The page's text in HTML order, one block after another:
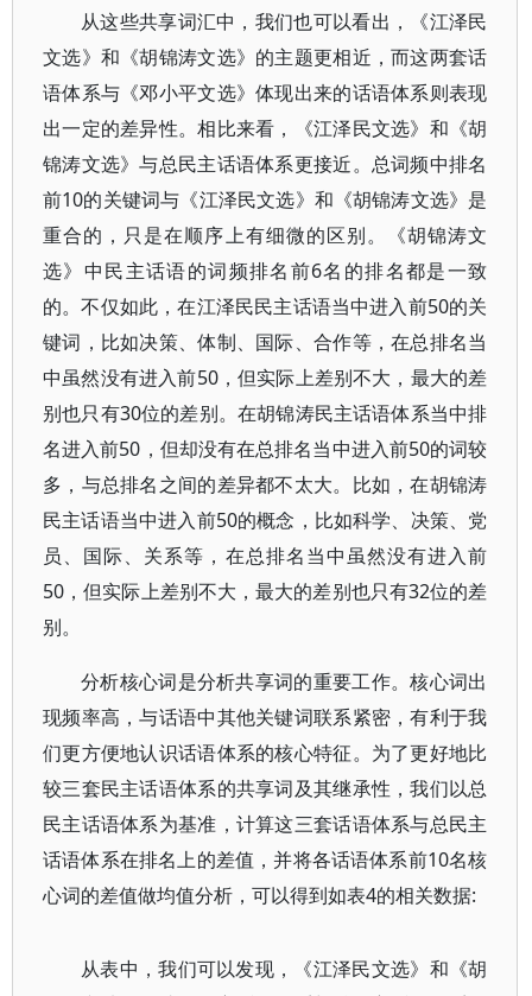
从这些共享词汇中，我们也可以看出，《江泽民
文选》和《胡锦涛文选》的主题更相近，而这两套话
语体系与《邓小平文选》体现出来的话语体系则表现
出一定的差异性。相比来看，《江泽民文选》和《胡
锦涛文选》与总民主话语体系更接近。总词频中排名
前10的关键词与《江泽民文选》和《胡锦涛文选》是
重合的，只是在顺序上有细微的区别。《胡锦涛文
选》中民主话语的词频排名前6名的排名都是一致
的。不仅如此，在江泽民民主话语当中进入前50的关
键词，比如决策、体制、国际、合作等，在总排名当
中虽然没有进入前50，但实际上差别不大，最大的差
别也只有30位的差别。在胡锦涛民主话语体系当中排
名进入前50，但却没有在总排名当中进入前50的词较
多，与总排名之间的差异都不太大。比如，在胡锦涛
民主话语当中进入前50的概念，比如科学、决策、党
员、国际、关系等，在总排名当中虽然没有进入前
50，但实际上差别不大，最大的差别也只有32位的差
别。
分析核心词是分析共享词的重要工作。核心词出
现频率高，与话语中其他关键词联系紧密，有利于我
们更方便地认识话语体系的核心特征。为了更好地比
较三套民主话语体系的共享词及其继承性，我们以总
民主话语体系为基准，计算这三套话语体系与总民主
话语体系在排名上的差值，并将各话语体系前10名核
心词的差值做均值分析，可以得到如表4的相关数据:
从表中，我们可以发现，《江泽民文选》和《胡